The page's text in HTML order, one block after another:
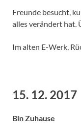
Freunde besucht,
alles verändert hat.
Im alten E-Werk,
15. 12. 2017
Bin Zuhause